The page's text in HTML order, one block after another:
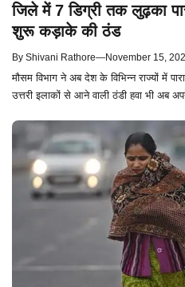
जिले में 7 डिग्री तक लुढ़का
शुरू कड़ाके की ठंड
By Shivani Rathore—November 15,
मौसम विभाग ने अब देश के विभिन्न राज्यों में
उत्तरी इलाकों से आने वाली ठंडी हवा भी अब